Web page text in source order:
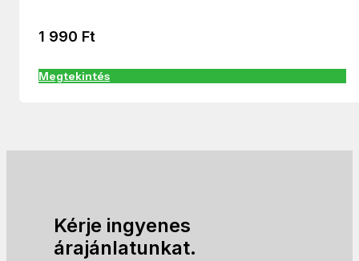
1 990 Ft
Megtekintés
Kérje ingyenes
árajánlatunkat.